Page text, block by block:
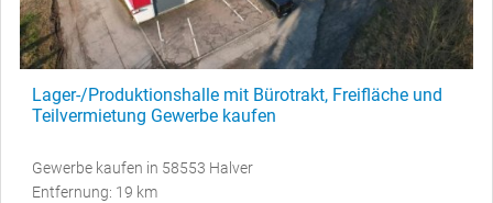
Lager-/Produktionshalle mit Bürotrakt, Freifläche und
Teilvermietung Gewerbe kaufen
Gewerbe kaufen in 58553 Halver
Entfernung: 19 km